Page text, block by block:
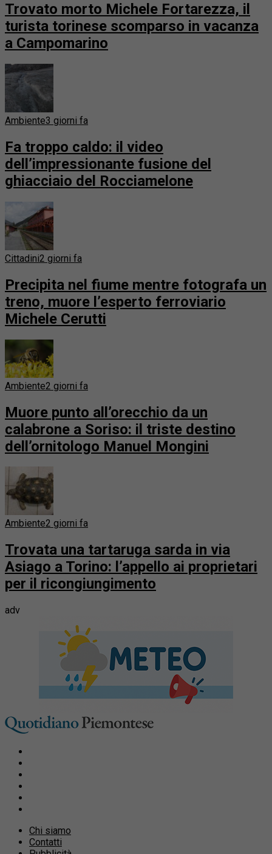
Trovato morto Michele Fortarezza, il
turista torinese scomparso in vacanza
a Campomarino
Ambiente3 giorni fa
Fa troppo caldo: il video
dell’impressionante fusione del
ghiacciaio del Rocciamelone
Cittadini2 giorni fa
Precipita nel fiume mentre fotografa un
treno, muore l’esperto ferroviario
Michele Cerutti
Ambiente2 giorni fa
Muore punto all’orecchio da un
calabrone a Soriso: il triste destino
dell’ornitologo Manuel Mongini
Ambiente2 giorni fa
Trovata una tartaruga sarda in via
Asiago a Torino: l’appello ai proprietari
per il ricongiungimento
adv
Chi siamo
Contatti